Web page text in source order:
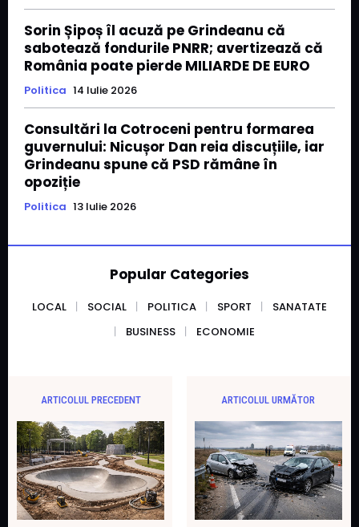
Sorin Șipoș îl acuză pe Grindeanu că
sabotează fondurile PNRR; avertizează că
România poate pierde MILIARDE DE EURO
Politica 14 Iulie 2026
Consultări la Cotroceni pentru formarea
guvernului: Nicușor Dan reia discuțiile, iar
Grindeanu spune că PSD rămâne în
opoziție
Politica 13 Iulie 2026
Popular Categories
LOCAL SOCIAL POLITICA SPORT
SANATATE
BUSINESS
ECONOMIE
ARTICOLUL PRECEDENT ARTICOLUL URMĂTOR